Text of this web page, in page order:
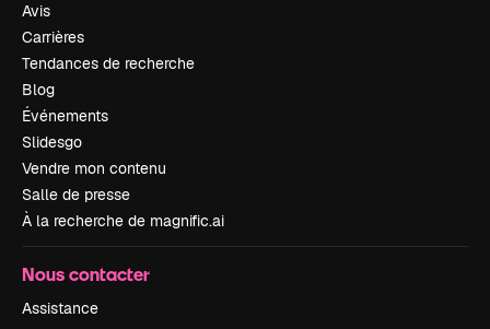
Avis
Carrières
Tendances de recherche
Blog
Événements
Slidesgo
Vendre mon contenu
Salle de presse
À la recherche de magnific.ai
Nous contacter
Assistance